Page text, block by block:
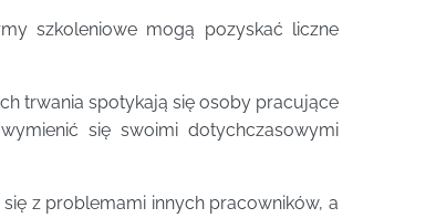
szkoleniowe mogą pozyskać liczne
trwania spotykają się osoby pracujące
się swoimi dotychczasowymi
z problemami innych pracowników, a